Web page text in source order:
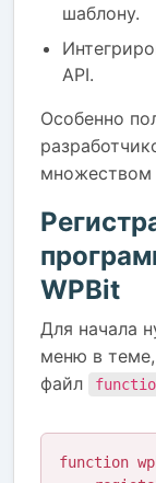
шаблону.
API.
Особенно
множеством
WPBit
Для начала
меню в
файл
function